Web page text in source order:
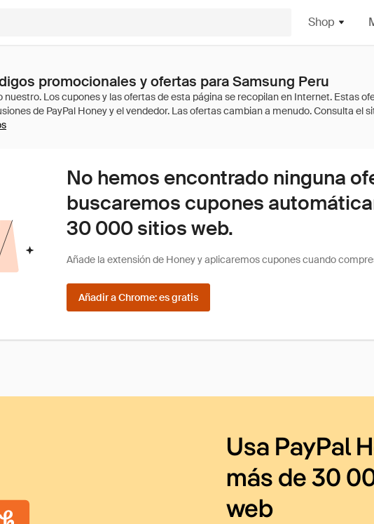
Shop
promocionales y ofertas para Samsung Peru
No hemos encontrado ninguna
buscaremos cupones
30 000 sitios web.
Añade la extensión de Honey y aplicaremos cupones cuando
Añadir a Chrome: es gratis
Usa PayPal
más de 30
web